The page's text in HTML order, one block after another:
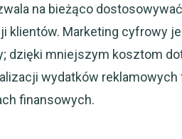
na bieżąco
klientów. Marketing cyfrowy
dzięki mniejszym kosztom
wydatków reklamowych
finansowych.